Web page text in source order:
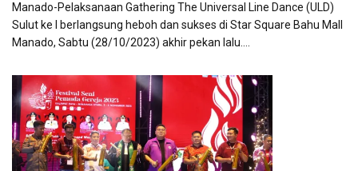
Manado-Pelaksanaan Gathering The Universal Line Dance (ULD)
Sulut ke I berlangsung heboh dan sukses di Star Square Bahu Mall
Manado, Sabtu (28/10/2023) akhir pekan lalu….